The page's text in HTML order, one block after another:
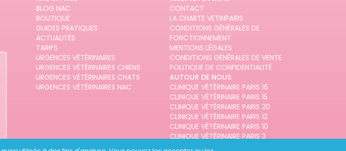
BLOG NAC
BOUTIQUE
GUIDES PRATIQUES
ACTUALITÉS
TARIFS
URGENCES VÉTÉRINAIRES
URGENCES VÉTÉRINAIRES CHIENS
URGENCES VÉTÉRINAIRES CHATS
URGENCES VÉTÉRINAIRES NAC
CONTACT
LA CHARTE VETINPARIS
CONDITIONS GÉNÉRALES DE
FONCTIONNEMENT
MENTIONS LÉGALES
CONDITIONS GÉNÉRALES DE VENTE
POLITIQUE DE CONFIDENTIALITÉ
AUTOUR DE NOUS
CLINIQUE VÉTÉRINAIRE PARIS 16
CLINIQUE VÉTÉRINAIRE PARIS 15
CLINIQUE VÉTÉRINAIRE PARIS 20
CLINIQUE VÉTÉRINAIRE PARIS 12
CLINIQUE VÉTÉRINAIRE PARIS 10
CLINIQUE VÉTÉRINAIRE PARIS 3